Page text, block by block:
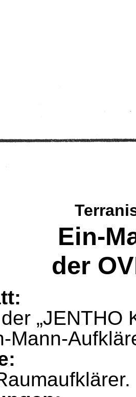
Ein-
der
„JENTHO
Mann-